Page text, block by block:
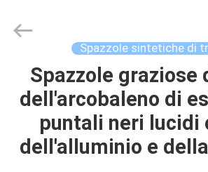
CASA
PRODOTTI
Chanmy
Cosmetics
Reserved.
Spazzole sintetiche di
Spazzole graziose
dell'arcobaleno di
puntali neri lucidi
dell'alluminio e